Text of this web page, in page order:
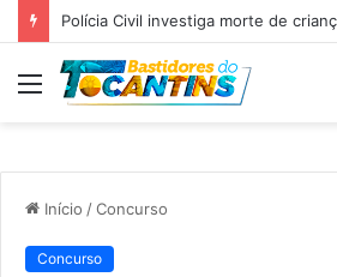
Menu
Início /Concurso
Concurso